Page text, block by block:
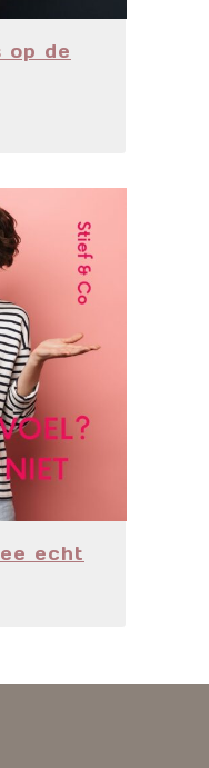
op de
echt